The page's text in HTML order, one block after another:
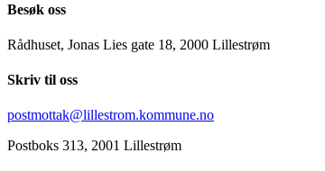
Besøk oss
Rådhuset, Jonas Lies gate 18, 2000 Lillestrøm
Skriv til oss
postmottak@lillestrom.kommune.no
Postboks 313, 2001 Lillestrøm